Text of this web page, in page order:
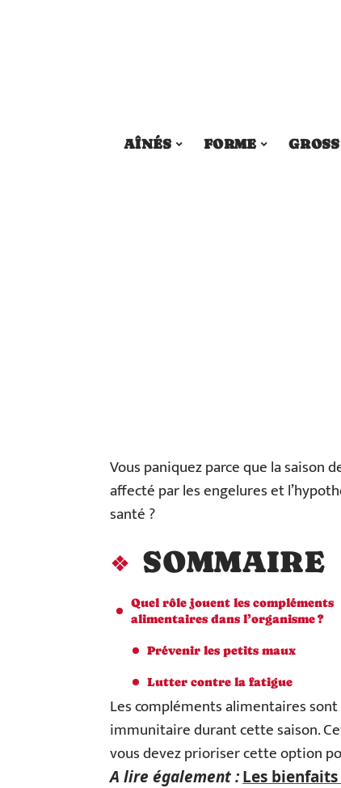
AÎNÉS FORME
Vous paniquez parce que la saison
affecté par les engelures et
santé ?
SOMMAIRE
Quel rôle jouent les compléments
alimentaires dans l’organisme ?
Prévenir les petits maux
Lutter contre la fatigue
Les compléments alimentaires
immunitaire durant cette saison.
vous devez prioriser cette option
A lire également :Les